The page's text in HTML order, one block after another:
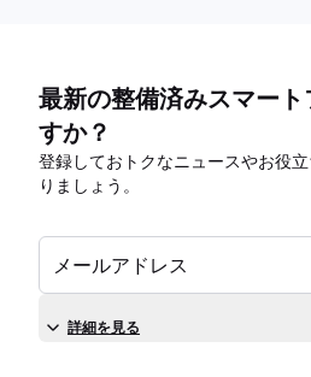
最新の整備済みスマー
すか？
登録しておトクなニュースやお役
りましょう。
メールアドレス
詳細を見る